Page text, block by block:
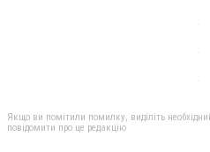
Якщо ви помітили помилку, виділіть
повідомити про це редакцію